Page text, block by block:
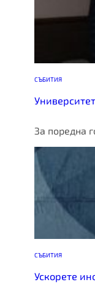
СЪБИТИЯ
За поредна
СЪБИТИЯ
Ускорете